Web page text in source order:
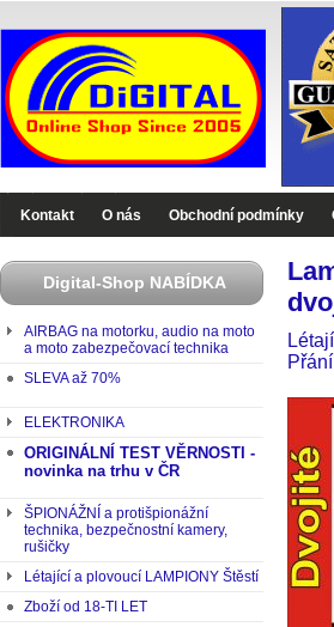
Kontakt O nás Obchodní podmínky
Digital-Shop NABÍDKA
AIRBAG na motorku, audio na moto
a moto zabezpečovací technika
SLEVA až 70%
ELEKTRONIKA
ORIGINÁLNÍ TEST VĚRNOSTI -
novinka na trhu v ČR
ŠPIONÁŽNÍ a protišpionážní
technika, bezpečnostní kamery,
rušičky
Létající a plovoucí LAMPIONY Štěstí
Zboží od 18-TI LET
Přání